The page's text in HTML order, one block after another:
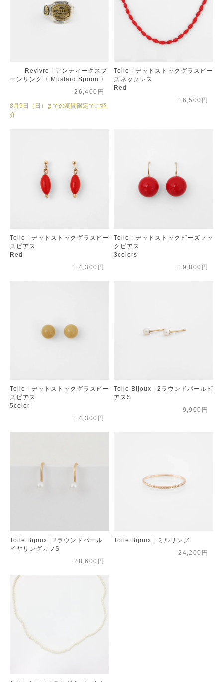
Revivre | アンティークスプ
ーンリング〈 Mustard Spoon 〉
26,400円
8月9日（日）までの期間限定でご紹
介
Toile | デッドストックグラスビー
ズネックレス
Red
16,500円
Toile | デッドストックグラスビー
ズピアス
Red
14,300円
Toile | デッドストックビーズフッ
クピアス
3colors
19,800円
Toile | デッドストックグラスビー
ズピアス
5color
14,300円
Toile Bijoux | 2ラウンドパールピ
アスS
9,900円
Toile Bijoux | 2ラウンドパール
イヤリングカフS
28,600円
Toile Bijoux | ミルリング
24,200円